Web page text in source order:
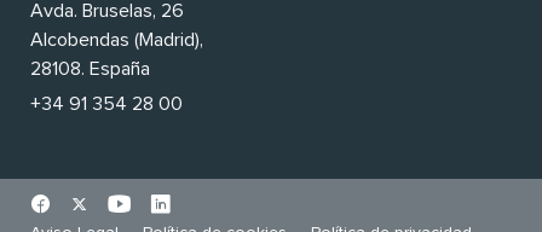
Avda. Bruselas, 26
Alcobendas (Madrid),
28108. España
+34 91 354 28 00